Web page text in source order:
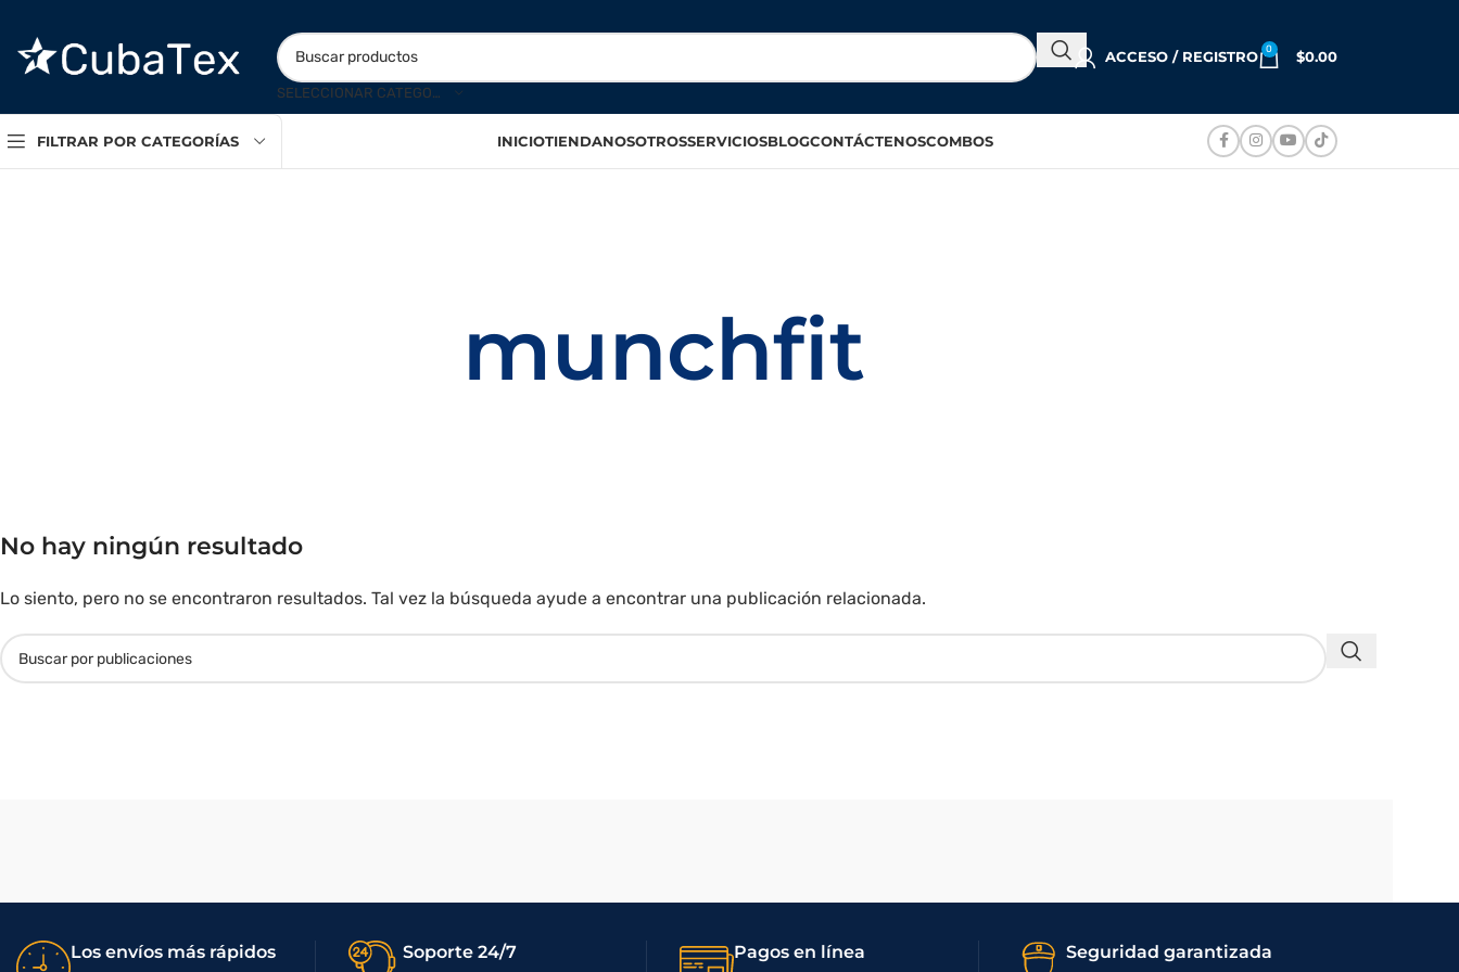
SELECCIONAR CATEGORÍA
ACCESO / REGISTRO 0 $0.00
FILTRAR POR CATEGORÍAS INICIOTIENDANOSOTROSSERVICIOSBLOGCONTÁCTENOSCOMBOS
munchfit
No hay ningún resultado
Lo siento, pero no se encontraron resultados. Tal vez la búsqueda ayude a encontrar una publicación relacionada.
Los envíos más rápidos Soporte 24/7 Pagos en línea Seguridad garantizada